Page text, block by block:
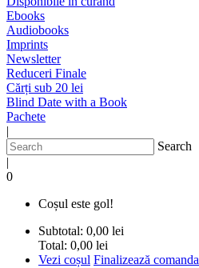
Ebooks
Audiobooks
Imprints
Newsletter
Reduceri Finale
Cărți sub 20 lei
Blind Date with a Book
Pachete
|
Search
|
0
Coșul este gol!
Subtotal: 0,00 lei
Total: 0,00 lei
Vezi coșul Finalizează comanda